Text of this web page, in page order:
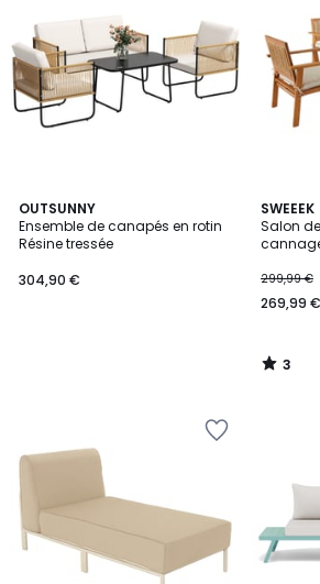
OUTSUNNY
Ensemble de canapés en rotin
Résine tressée
304,90 €
SWEEEK
Salon
299,99 €
269,99 €
3
/
5
3
/